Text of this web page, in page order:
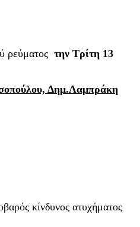
ρεύματος την Τρίτη 13
Δημ.Λαμπράκη
κίνδυνος ατυχήματος